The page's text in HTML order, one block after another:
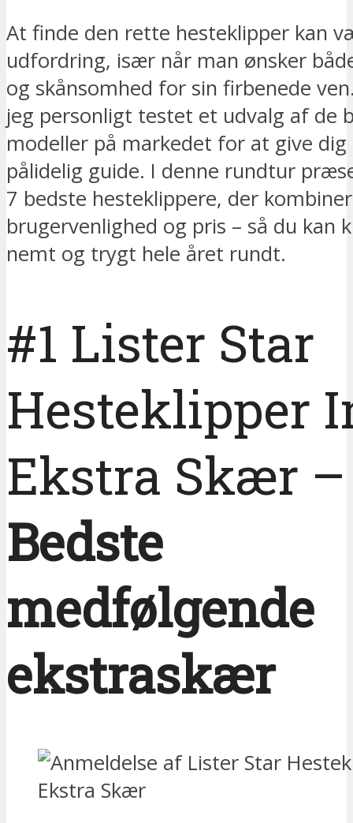
At finde den rette hesteklipper kan
udfordring, især når man ønsker
og skånsomhed for sin firbenede
jeg personligt testet et udvalg af de
modeller på markedet for at give dig
pålidelig guide. I denne rundtur
7 bedste hesteklippere, der
brugervenlighed og pris – så du kan
nemt og trygt hele året rundt.
#1 Lister Star
Hesteklipper
Ekstra Skær –
Bedste
medfølgende
ekstraskær